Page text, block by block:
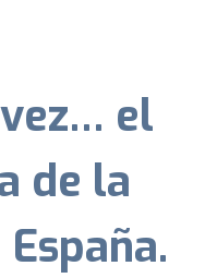
el
de la